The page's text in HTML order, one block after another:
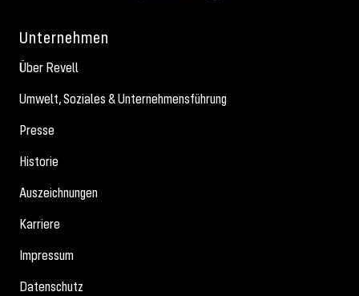
Unternehmen
Über Revell
Umwelt, Soziales & Unternehmensführung
Presse
Historie
Auszeichnungen
Karriere
Impressum
Datenschutz